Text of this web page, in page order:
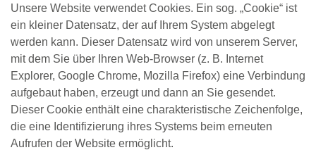
Unsere Website verwendet Cookies. Ein sog. „Cookie“ ist
ein kleiner Datensatz, der auf Ihrem System abgelegt
werden kann. Dieser Datensatz wird von unserem Server,
mit dem Sie über Ihren Web-Browser (z. B. Internet
Explorer, Google Chrome, Mozilla Firefox) eine Verbindung
aufgebaut haben, erzeugt und dann an Sie gesendet.
Dieser Cookie enthält eine charakteristische Zeichenfolge,
die eine Identifizierung ihres Systems beim erneuten
Aufrufen der Website ermöglicht.